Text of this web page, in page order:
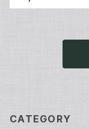
CATEGORY